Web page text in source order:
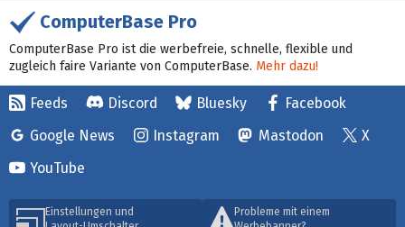
ComputerBase Pro
ComputerBase Pro ist die werbefreie, schnelle, flexible und
zugleich faire Variante von ComputerBase. Mehr dazu!
Feeds Discord Bluesky
Facebook
Google News
Instagram Mastodon
X
YouTube
Einstellungen und
Probleme mit einem